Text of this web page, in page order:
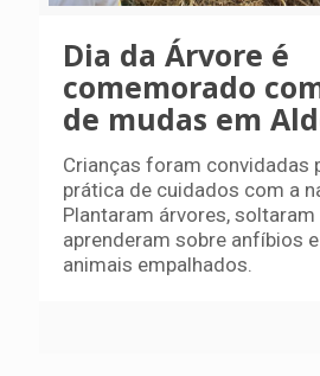
Dia da Árvore é
comemorado
de mudas em
Crianças foram convidadas
prática de cuidados com a
Plantaram árvores,
aprenderam sobre anfíbios
animais empalhados.